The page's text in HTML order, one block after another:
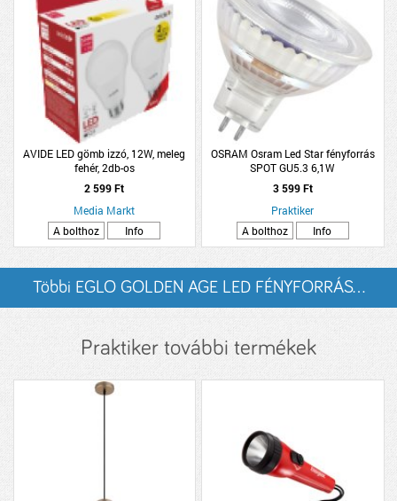
AVIDE LED gömb izzó, 12W, meleg
fehér, 2db-os
2 599 Ft
Media Markt
A bolthoz
Info
OSRAM Osram Led Star fényforrás
SPOT GU5.3 6,1W
3 599 Ft
Praktiker
A bolthoz
Info
Többi EGLO GOLDEN AGE LED FÉNYFORRÁS...
Praktiker további termékek